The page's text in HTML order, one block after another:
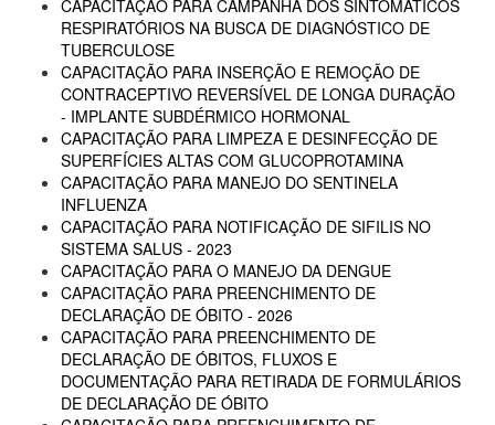
CAPACITAÇÃO PARA CAMPANHA DOS SINTOMÁTICOS
RESPIRATÓRIOS NA BUSCA DE DIAGNÓSTICO DE
TUBERCULOSE
CAPACITAÇÃO PARA INSERÇÃO E REMOÇÃO DE
CONTRACEPTIVO REVERSÍVEL DE LONGA DURAÇÃO
- IMPLANTE SUBDÉRMICO HORMONAL
CAPACITAÇÃO PARA LIMPEZA E DESINFECÇÃO DE
SUPERFÍCIES ALTAS COM GLUCOPROTAMINA
CAPACITAÇÃO PARA MANEJO DO SENTINELA
INFLUENZA
CAPACITAÇÃO PARA NOTIFICAÇÃO DE SIFILIS NO
SISTEMA SALUS - 2023
CAPACITAÇÃO PARA O MANEJO DA DENGUE
CAPACITAÇÃO PARA PREENCHIMENTO DE
DECLARAÇÃO DE ÓBITO - 2026
CAPACITAÇÃO PARA PREENCHIMENTO DE
DECLARAÇÃO DE ÓBITOS, FLUXOS E
DOCUMENTAÇÃO PARA RETIRADA DE FORMULÁRIOS
DE DECLARAÇÃO DE ÓBITO